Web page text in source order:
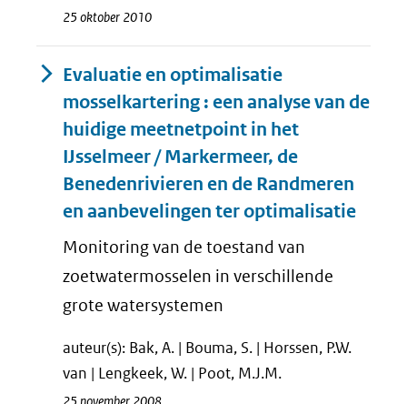
25 oktober 2010
Evaluatie en optimalisatie
mosselkartering : een analyse van de
huidige meetnetpoint in het
IJsselmeer / Markermeer, de
Benedenrivieren en de Randmeren
en aanbevelingen ter optimalisatie
Monitoring van de toestand van
zoetwatermosselen in verschillende
grote watersystemen
auteur(s): Bak, A. | Bouma, S. | Horssen, P.W.
van | Lengkeek, W. | Poot, M.J.M.